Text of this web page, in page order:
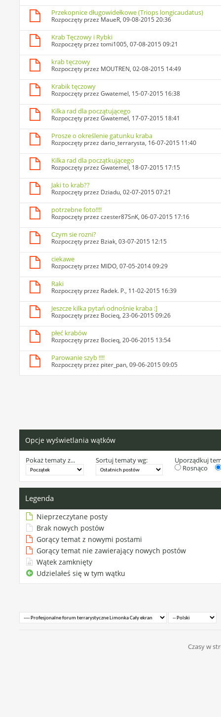
Przekopnice długowidełkowe (Triops longicaudatus)
Rozpoczęty przez MaueR, 09-08-2015 20:36
Krab Tęczowy i Rybki
Rozpoczęty przeztomi1005, 07-08-2015 09:21
krab tęczowy
Rozpoczęty przez MOUTREN, 02-08-2015 14:49
Krabik tęczowy
Rozpoczęty przezGwatemel, 15-07-2015 16:38
Kilka rad dla początującego
Rozpoczęty przezGwatemel, 17-07-2015 18:41
Prosze o określenie gatunku kraba
Rozpoczęty przezdario_terrarysta, 16-07-2015 11:40
Kilka rad dla początkującego
Rozpoczęty przezGwatemel, 18-07-2015 17:15
Jaki to krab??
Rozpoczęty przez Dziadu, 02-07-2015 07:21
potrzebne foto!!!!
Rozpoczęty przezczester87SnK, 06-07-2015 17:16
Czym sie rozni?
Rozpoczęty przez Bziak, 03-07-2015 12:15
ciekawe
Rozpoczęty przez MIDO, 07-05-2014 09:29
Raki
Rozpoczęty przez Radek. P., 11-02-2015 16:39
Jeszcze kilka pytań odnośnie kraba :]
Rozpoczęty przez Bocieq, 23-06-2015 09:26
płeć krabów
Rozpoczęty przez Bocieq, 20-06-2015 13:54
Parowanie szyb !!!!
Rozpoczęty przez piter_pan, 09-06-2015 09:05
Opcje wyświetlania wątków
Pokaż tematy z... Sortuj tematy wg:
Uporządkuj
Rosnąco
Legenda
Nieprzeczytane posty
Brak nowych postów
Gorący temat z nowymi postami
Gorący temat nie zawierający nowych postów
Wątek zamknięty
Udzielałeś się w tym wątku
Czasy w